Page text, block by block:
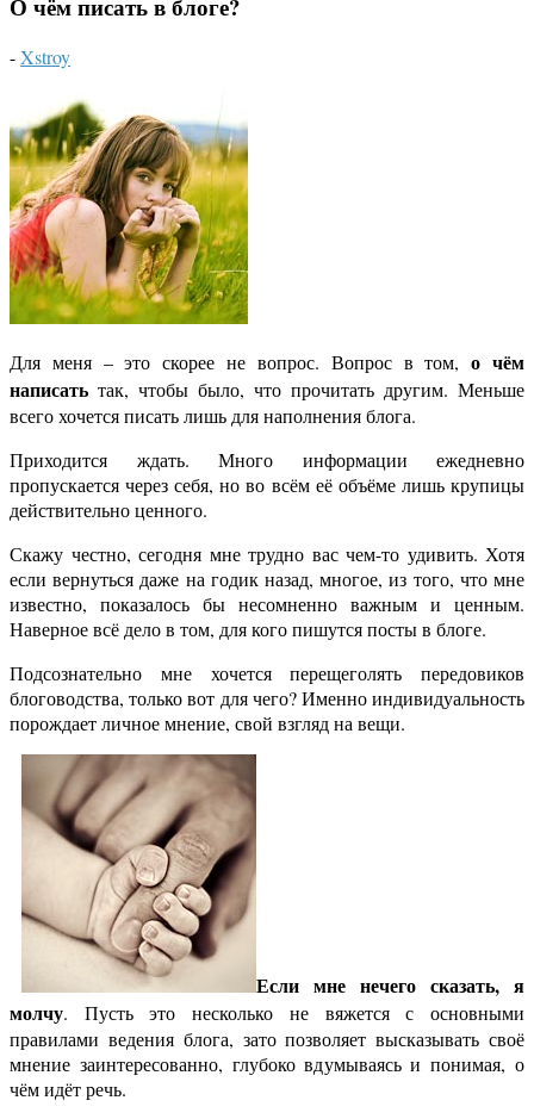
-Xstroy
Для меня – это скорее не вопрос. Вопрос в том,о чём
написать так, чтобы было, что прочитать другим. Меньше
всего хочется писать лишь для наполнения блога.
Приходится ждать. Много информации ежедневно
пропускается через себя, но во всём её объёме лишь крупицы
действительно ценного.
Скажу честно, сегодня мне трудно вас чем-то удивить. Хотя
если вернуться даже на годик назад, многое, из того, что мне
известно, показалось бы несомненно важным и ценным.
Наверное всё дело в том, для кого пишутся посты в блоге.
Подсознательно мне хочется перещеголять передовиков
блоговодства, только вот для чего? Именно индивидуальность
порождает личное мнение, свой взгляд на вещи.
Если мне нечего сказать, я
молчу. Пусть это несколько не вяжется с основными
правилами ведения блога, зато позволяет высказывать своё
мнение заинтересованно, глубоко вдумываясь и понимая, о
чём идёт речь.